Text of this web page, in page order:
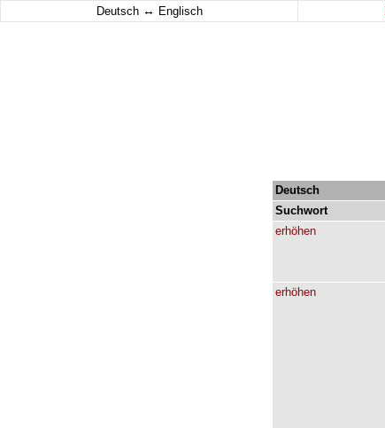
Deutsch ↔ Englisch
Deutsch
Suchwort
erhöhen
erhöhen